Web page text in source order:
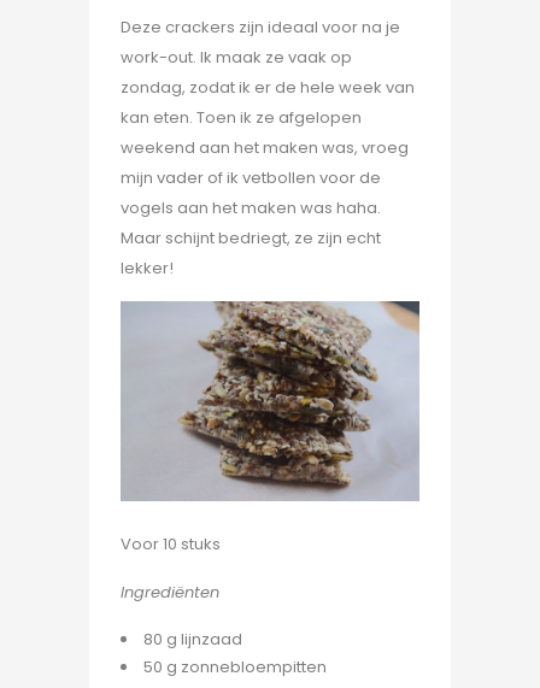
Deze crackers zijn ideaal voor na je
work-out. Ik maak ze vaak op
zondag, zodat ik er de hele week van
kan eten. Toen ik ze afgelopen
weekend aan het maken was, vroeg
mijn vader of ik vetbollen voor de
vogels aan het maken was haha.
Maar schijnt bedriegt, ze zijn echt
lekker!
Voor 10 stuks
Ingrediënten
80 g lijnzaad
50 g zonnebloempitten